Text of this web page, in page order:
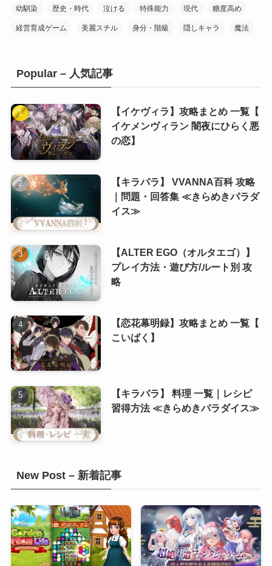
(7)
(10)
(1)
(11)
(5)
(7)
(8)
(8)
幼馴染 歴史・時代 泣ける 特殊能力 現代 糖度高め
経営育成ゲーム 美麗スチル 身分・階級 隠しキャラ 魔法
Popular – 人気記事
【イケヴィラ】攻略まとめ 一覧【
イケメンヴィラン 闇夜にひらく悪
の恋】
【キラパラ】 VVANNA百科 攻略
｜問題・回答集 ≪きらめきパラダ
イス≫
【ALTER EGO（オルタエゴ）】
プレイ方法・遊び方/ルート別 攻
略
【恋花幕明録】攻略まとめ 一覧【
こいばく】
【キラパラ】 料理 一覧｜レシピ
習得方法 ≪きらめきパラダイス≫
New Post – 新着記事